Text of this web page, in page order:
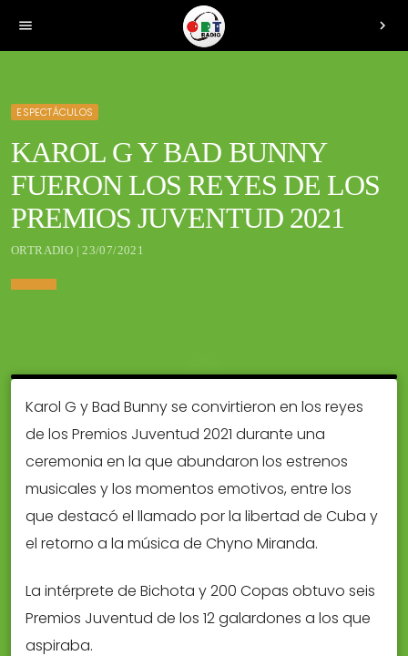
menu chevron_right
ESPECTÁCULOS
KAROL G Y BAD BUNNY
FUERON LOS REYES DE LOS
PREMIOS JUVENTUD 2021
ORTRADIO | 23/07/2021
Karol G y Bad Bunny se convirtieron en los reyes
de los Premios Juventud 2021 durante una
ceremonia en la que abundaron los estrenos
musicales y los momentos emotivos, entre los
que destacó el llamado por la libertad de Cuba y
el retorno a la música de Chyno Miranda.
La intérprete de Bichota y 200 Copas obtuvo seis
Premios Juventud de los 12 galardones a los que
aspiraba.